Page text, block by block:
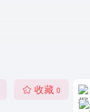
收藏 0